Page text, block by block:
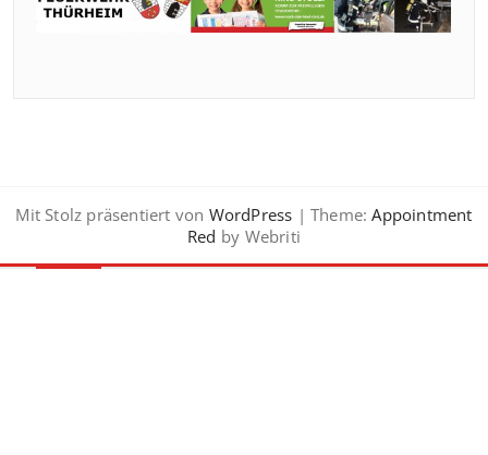
Mit Stolz präsentiert von WordPress | Theme: Appointment
Red by Webriti